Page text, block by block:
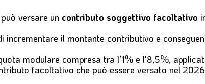
versare un contributo soggettivo facoltativo
incrementare il montante contributivo e
modulare compresa tra l’1% e l'8,5%,
facoltativo che può essere versato nel